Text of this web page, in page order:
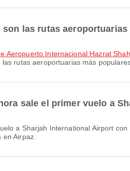
son las rutas
Aeropuerto Internacional Hazrat
rutas aeroportuarias más
sale el primer vuelo a
en Airpaz.